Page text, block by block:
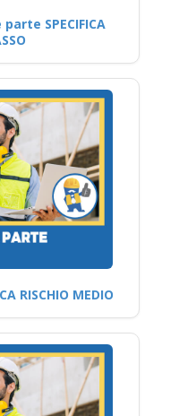
SPECIFICA
RISCHIO MEDIO